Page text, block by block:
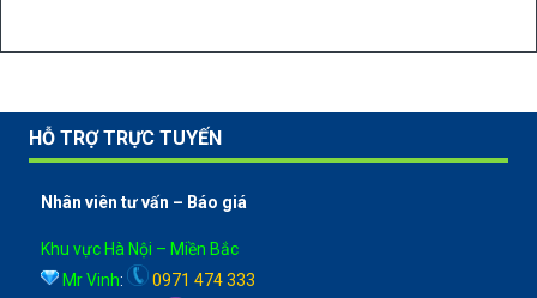
HỖ TRỢ TRỰC TUYẾN
Nhân viên tư vấn – Báo giá
Khu vực Hà Nội – Miền Bắc
Mr Vinh:
0971 474 333